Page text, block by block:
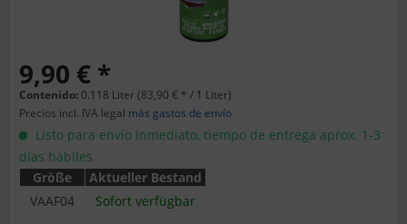
9,90 € *
Contenido: 0.118 Liter (83,90 € * / 1 Liter)
Precios incl. IVA legal más gastos de envío
Listo para envío inmediato, tiempo de entrega aprox. 1-3
días hábiles
Größe
Aktueller Bestand
VAAF04
Sofort verfügbar